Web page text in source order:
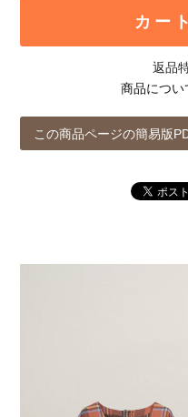
カー
返品
商品につい
この商品ページの簡易版